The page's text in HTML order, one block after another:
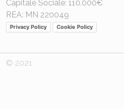
Capitale Sociale: 110.000€
REA: MN 220049
Privacy Policy Cookie Policy
© 2021